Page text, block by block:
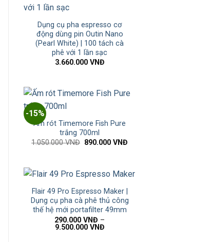
Dụng cụ pha espresso cơ
động dùng pin Outin Nano
(Pearl White) | 100 tách cà
phê với 1 lần sạc
3.660.000 VNĐ
-15%
Ấm rót Timemore Fish Pure
trắng 700ml
1.050.000VNĐ 890.000VNĐ
Flair 49 Pro Espresso Maker |
Dụng cụ pha cà phê thủ công
thế hệ mới portafilter 49mm
290.000VNĐ –
9.500.000 VNĐ